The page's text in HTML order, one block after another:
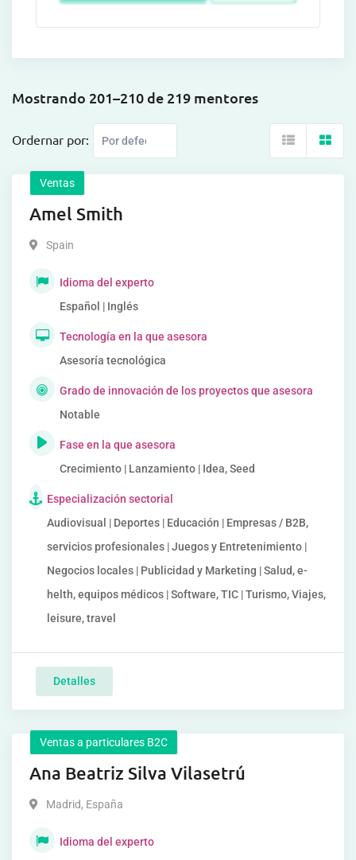
Mostrando 201–210 de 219 mentores
Ordernar por:
Ventas
Amel Smith
Spain
Idioma del experto
Español | Inglés
Tecnología en la que asesora
Asesoría tecnológica
Grado de innovación de los proyectos que asesora
Notable
Fase en la que asesora
Crecimiento | Lanzamiento | Idea, Seed
Especialización sectorial
Audiovisual | Deportes | Educación | Empresas / B2B,
servicios profesionales | Juegos y Entretenimiento |
Negocios locales | Publicidad y Marketing | Salud, e-
helth, equipos médicos | Software, TIC | Turismo, Viajes,
leisure, travel
Detalles
Ventas a particulares B2C
Ana Beatriz Silva Vilasetrú
Madrid, España
Idioma del experto